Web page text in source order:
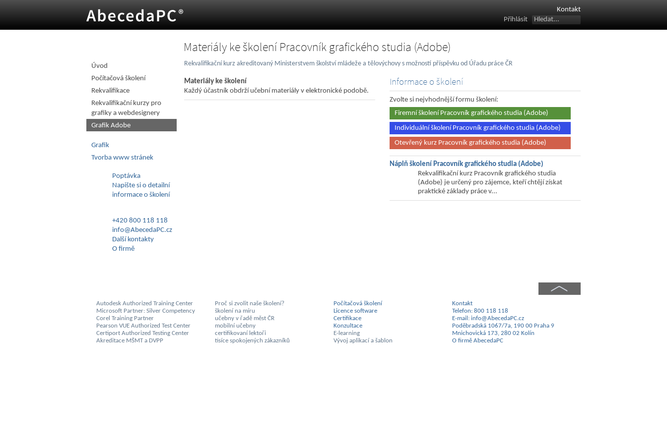
Kontakt
Přihlásit
Materiály ke školení Pracovník grafického studia (Adobe)
Rekvalifikační kurz akreditovaný Ministerstvem školství mládeže a tělovýchovy s možností příspěvku od Úřadu práce ČR
Materiály ke školení
Každý účastník obdrží učební materiály v elektronické podobě.
Informace o školení
Zvolte si nejvhodnější formu školení:
Firemní školení Pracovník grafického studia (Adobe)
Individuální školení Pracovník grafického studia (Adobe)
Otevřený kurz Pracovník grafického studia (Adobe)
Náplň školení Pracovník grafického studia (Adobe)
Rekvalifikační kurz Pracovník grafického studia
(Adobe) je určený pro zájemce, kteří chtějí získat
praktické základy práce v...
Úvod
Počítačová školení
Rekvalifikace
Rekvalifikační kurzy pro
grafiky a webdesignery
Grafik Adobe
Grafik
Tvorba www stránek
Poptávka
Napište si o detailní
informace o školení
+420 800 118 118
info@AbecedaPC.cz
Další kontakty
O firmě
Autodesk Authorized Training Center
Microsoft Partner: Silver Competency
Corel Training Partner
Pearson VUE Authorized Test Center
Certiport Authorized Testing Center
Akreditace MŠMT a DVPP
Proč si zvolit naše školení?
školení na míru
učebny v řadě měst ČR
mobilní učebny
certifikovaní lektoři
tisíce spokojených zákazníků
Počítačová školení
Licence software
Certifikace
Konzultace
E-learning
Vývoj aplikací a šablon
Kontakt
Telefon: 800 118 118
E-mail: info@AbecedaPC.cz
Poděbradská 1067/7a, 190 00 Praha 9
Mnichovická 173, 280 02 Kolín
O firmě AbecedaPC